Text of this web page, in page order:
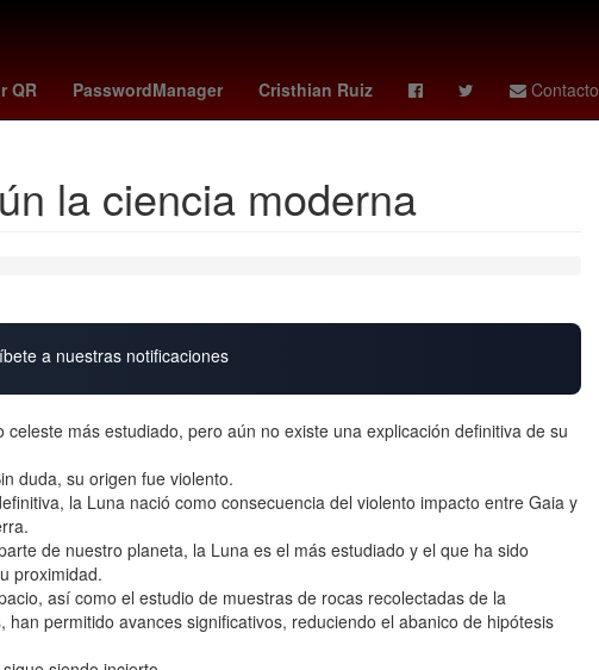
QR PasswordManager Cristhian Ruiz Contacto
2024 Argentina Rosario kenedy
la ciencia moderna
a nuestras notificaciones
más estudiado, pero aún no existe una explicación definitiva de su
duda, su origen fue violento.
la Luna nació como consecuencia del violento impacto entre Gaia y
de nuestro planeta, la Luna es el más estudiado y el que ha sido
proximidad.
así como el estudio de muestras de rocas recolectadas de la
permitido avances significativos, reduciendo el abanico de hipótesis